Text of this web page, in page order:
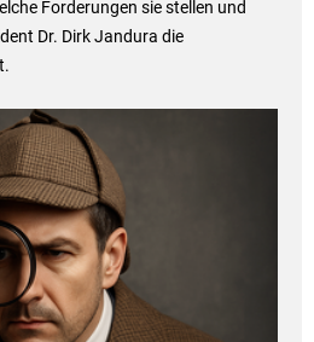
Forderungen sie stellen und
Dr. Dirk Jandura die